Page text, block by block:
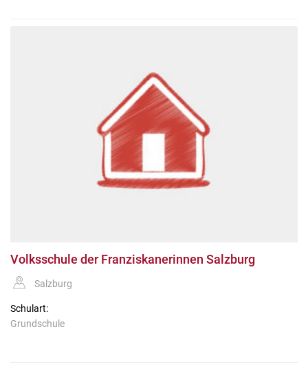
Volksschule der Franziskanerinnen Salzburg
Salzburg
Schulart:
Grundschule